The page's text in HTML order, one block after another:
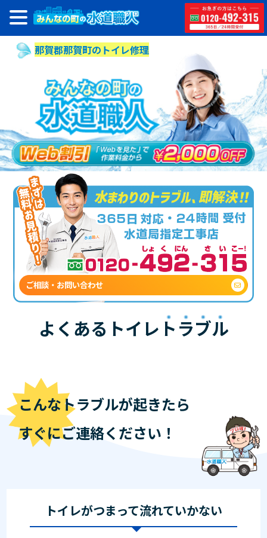
那賀郡那賀町のトイレ修理
ご相談・お問い合わせ
よくあるトイレ トラブル
こんなトラブルが起きたら
すぐにご連絡ください！
トイレがつまって流れていかない